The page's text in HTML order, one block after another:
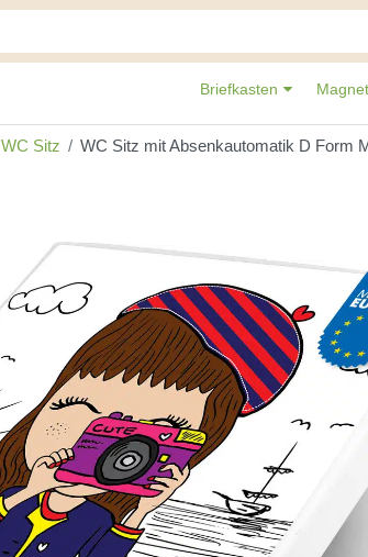
Briefkasten
WC Sitz WC Sitz mit Absenkautomatik D Form